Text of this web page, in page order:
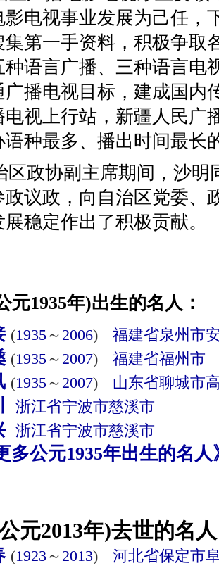
影电视事业发展为己任，
集第一手资料，积极争取
种语言广播、三种语言电
播电视目标，建成国内
电视上行站，新疆人民广
语种最多、播出时间最长
区政协副主席期间，沙明
议政，向自治区党委、
稳定作出了积极贡献。
1935年)出生的名人：
(1935～ 2006) 福建省泉州市
(1935～ 2007) 福建省福州市
(1935～ 2007) 山东省聊城市
浙江省宁波市慈溪市
浙江省宁波市慈溪市
多公元1935年出生的名人
2013年)去世的名
(1923 ～ 2013) 河北省保定市